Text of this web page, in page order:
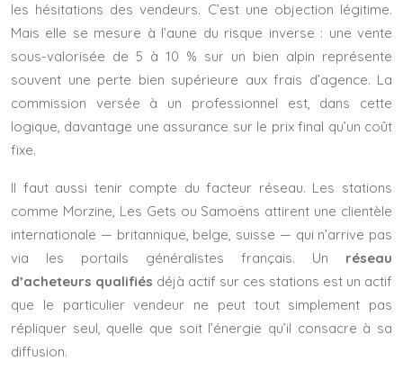
les hésitations des vendeurs. C’est une objection légitime.
Mais elle se mesure à l’aune du risque inverse : une vente
sous-valorisée de 5 à 10 % sur un bien alpin représente
souvent une perte bien supérieure aux frais d’agence. La
commission versée à un professionnel est, dans cette
logique, davantage une assurance sur le prix final qu’un coût
fixe.
Il faut aussi tenir compte du facteur réseau. Les stations
comme Morzine, Les Gets ou Samoëns attirent une clientèle
internationale — britannique, belge, suisse — qui n’arrive pas
via les portails généralistes français. Un réseau
d’acheteurs qualifiés déjà actif sur ces stations est un actif
que le particulier vendeur ne peut tout simplement pas
répliquer seul, quelle que soit l’énergie qu’il consacre à sa
diffusion.